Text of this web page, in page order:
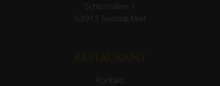
Schlossallee 1
53913 Swisttal-Miel
Restaurant
Kontakt: